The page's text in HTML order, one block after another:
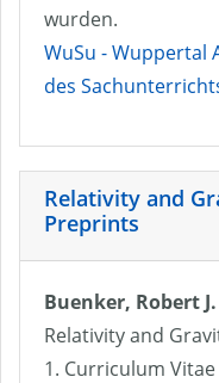
wurden.
WuSu - Wuppertal
des
Relativity and
Preprints
Buenker, Robert J.
Relativity and
1. Curriculum